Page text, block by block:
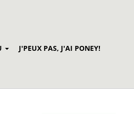
J'PEUX PAS, J'AI PONEY!